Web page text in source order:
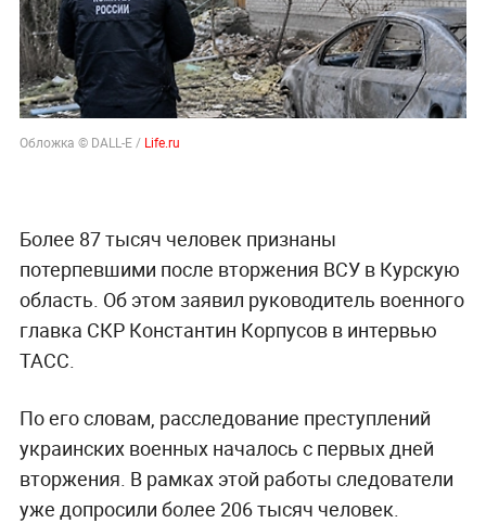
Обложка © DALL-E / Life.ru
Более 87 тысяч человек признаны
потерпевшими после вторжения ВСУ в Курскую
область. Об этом заявил руководитель военного
главка СКР Константин Корпусов в интервью
ТАСС.
По его словам, расследование преступлений
украинских военных началось с первых дней
вторжения. В рамках этой работы следователи
уже допросили более 206 тысяч человек.